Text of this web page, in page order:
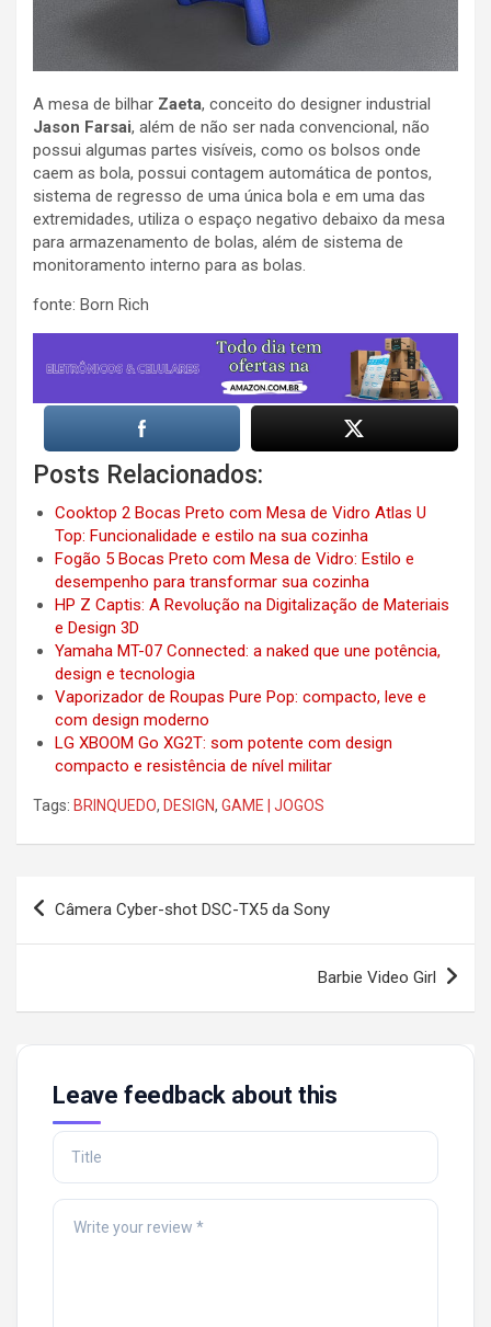
A mesa de bilhar Zaeta, conceito do designer industrial
Jason Farsai, além de não ser nada convencional, não
possui algumas partes visíveis, como os bolsos onde
caem as bola, possui contagem automática de pontos,
sistema de regresso de uma única bola e em uma das
extremidades, utiliza o espaço negativo debaixo da mesa
para armazenamento de bolas, além de sistema de
monitoramento interno para as bolas.
fonte: Born Rich
Posts Relacionados:
Cooktop 2 Bocas Preto com Mesa de Vidro Atlas U
Top: Funcionalidade e estilo na sua cozinha
Fogão 5 Bocas Preto com Mesa de Vidro: Estilo e
desempenho para transformar sua cozinha
HP Z Captis: A Revolução na Digitalização de Materiais
e Design 3D
Yamaha MT-07 Connected: a naked que une potência,
design e tecnologia
Vaporizador de Roupas Pure Pop: compacto, leve e
com design moderno
LG XBOOM Go XG2T: som potente com design
compacto e resistência de nível militar
Tags: BRINQUEDO, DESIGN, GAME | JOGOS
Post
navigation
Câmera Cyber-shot DSC-TX5 da Sony
Barbie Video Girl
Leave feedback about this